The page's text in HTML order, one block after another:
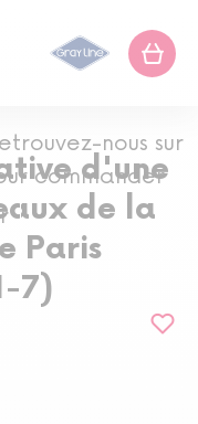
nous sur
commander
d'une
de la
Paris
7)